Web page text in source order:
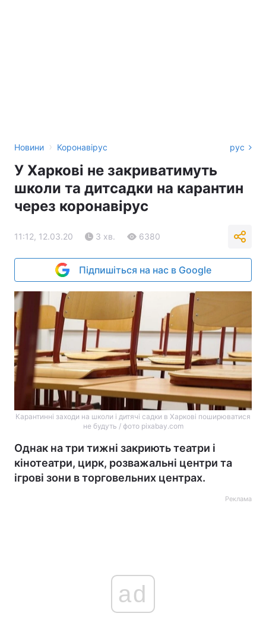
Новини › Коронавірус рус
У Харкові не закриватимуть
школи та дитсадки на карантин
через коронавірус
11:12, 12.03.20 3 хв. 6380
Підпишіться на нас в Google
Карантинні заходи на школи і дитячі садки в Харкові поширюватися
не будуть / фото pixabay.com
Однак на три тижні закриють театри і
кінотеатри, цирк, розважальні центри та
ігрові зони в торговельних центрах.
Реклама
ad